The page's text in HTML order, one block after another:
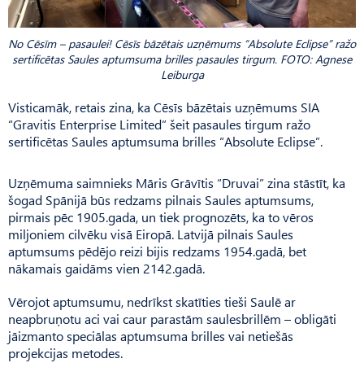
No Cēsīm – pasaulei! Cēsīs bāzētais uzņēmums “Absolute Eclipse” ražo
sertificētas Saules aptumsuma brilles pasaules tirgum. FOTO: Agnese
Leiburga
Visticamāk, retais zina, ka Cēsīs bāzētais uzņēmums SIA
“Gravitis Enterprise Limited” šeit pasaules tirgum ražo
sertificētas Saules aptumsuma brilles “Absolute Eclipse”.
Uzņēmuma saimnieks Mā­ris Grāvītis “Druvai” zina stāstīt, ka
šogad Spānijā būs redzams pilnais Saules aptumsums,
pirmais pēc 1905.gada, un tiek prognozēts, ka to vēros
miljoniem cilvēku visā Eiropā. Latvijā pilnais Saules
aptumsums pēdējo reizi bijis redzams 1954.gadā, bet
nākamais gaidāms vien 2142.gadā.
Vērojot aptumsumu, nedrīkst skatīties tieši Saulē ar
neapbruņotu aci vai caur parastām saulesbrillēm – obligāti
jāizmanto speciālas aptumsuma brilles vai netiešās
projekcijas metodes.